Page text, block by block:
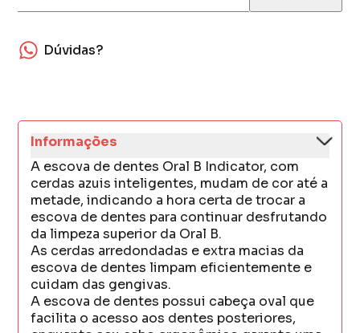
Dúvidas?
Informações
A escova de dentes Oral B Indicator, com
cerdas azuis inteligentes, mudam de cor até a
metade, indicando a hora certa de trocar a
escova de dentes para continuar desfrutando
da limpeza superior da Oral B.
As cerdas arredondadas e extra macias da
escova de dentes limpam eficientemente e
cuidam das gengivas.
A escova de dentes possui cabeça oval que
facilita o acesso aos dentes posteriores,